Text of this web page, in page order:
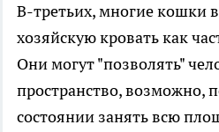
В-третьих, многие кошки
хозяйскую кровать как
Они могут "позволять"
пространство, возможно,
состоянии занять всю